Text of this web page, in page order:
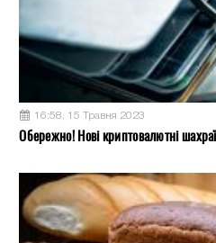
16:58, 15 Травня 2023
Обережно! Нові криптовалютні